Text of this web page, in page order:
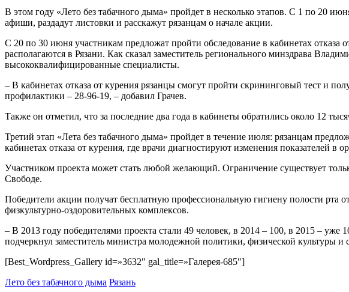
В этом году «Лето без табачного дыма» пройдет в несколько этапов. С 1 по 20
афиши, раздадут листовки и расскажут рязанцам о начале акции.
С 20 по 30 июня участникам предложат пройти обследование в кабинетах отказа
располагаются в Рязани. Как сказал заместитель регионального минздрава
высококвалифицированные специалисты.
– В кабинетах отказа от курения рязанцы смогут пройти скрининговый тест и
профилактики – 28-96-19, – добавил Грачев.
Также он отметил, что за последние два года в кабинеты обратились около 12
Третий этап «Лета без табачного дыма» пройдет в течение июля: рязанцам
кабинетах отказа от курения, где врачи диагностируют изменения показателей в
Участником проекта может стать любой желающий. Ограничение существует
Свободе.
Победители акции получат бесплатную профессиональную гигиену полости рта
физкультурно-оздоровительных комплексов.
– В 2013 году победителями проекта стали 49 человек, в 2014 – 100, в 2015 –
подчеркнул заместитель министра молодежной политики, физической культуры и
[Best_Wordpress_Gallery id=»3632″ gal_title=»Галерея-685″]
Лето без табачного дыма Рязань